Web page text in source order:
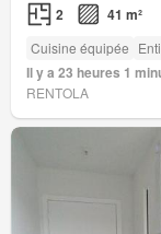
2 41 m²
Cuisine équipée
Il y a 23 heures 1
RENTOLA